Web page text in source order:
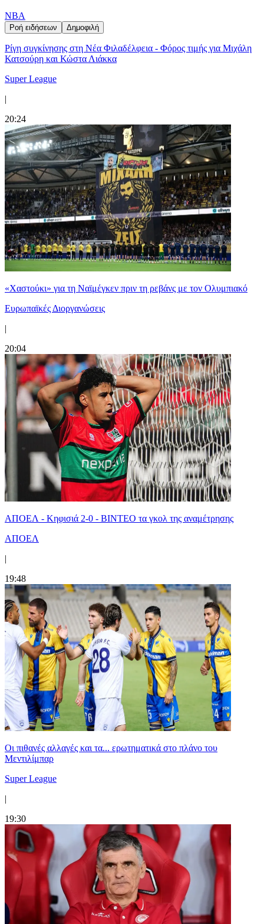
NBA
Ροή ειδήσεων Δημοφιλή
Ρίγη συγκίνησης στη Νέα Φιλαδέλφεια - Φόρος τιμής για Μιχάλη
Κατσούρη και Κώστα Λιάκκα
Super League
|
20:24
«Χαστούκι» για τη Ναϊμέγκεν πριν τη ρεβάνς με τον Ολυμπιακό
Ευρωπαϊκές Διοργανώσεις
|
20:04
ΑΠΟΕΛ - Κηφισιά 2-0 - ΒΙΝΤΕΟ τα γκολ της αναμέτρησης
ΑΠΟΕΛ
|
19:48
Οι πιθανές αλλαγές και τα... ερωτηματικά στο πλάνο του
Μεντιλίμπαρ
Super League
|
19:30